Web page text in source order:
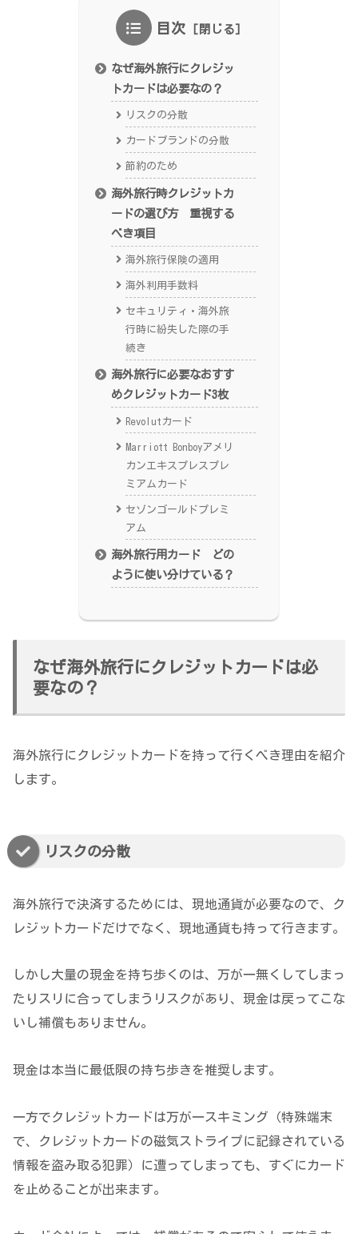
目次
なぜ海外旅行にクレジッ
トカードは必要なの？
リスクの分散
カードブランドの分散
節約のため
海外旅行時クレジットカ
ードの選び方 重視する
べき項目
海外旅行保険の適用
海外利用手数料
セキュリティ・海外旅
行時に紛失した際の手
続き
海外旅行に必要なおすす
めクレジットカード3枚
Revolutカード
Marriott Bonboyアメリ
カンエキスプレスプレ
ミアムカード
セゾンゴールドプレミ
アム
海外旅行用カード どの
ように使い分けている？
なぜ海外旅行にクレジットカードは必
要なの？
海外旅行にクレジットカードを持って行くべき理由を紹介
します。
リスクの分散
海外旅行で決済するためには、現地通貨が必要なので、ク
レジットカードだけでなく、現地通貨も持って行きます。
しかし大量の現金を持ち歩くのは、万が一無くしてしまっ
たりスリに合ってしまうリスクがあり、現金は戻ってこな
いし補償もありません。
現金は本当に最低限の持ち歩きを推奨します。
一方でクレジットカードは万が一スキミング（特殊端末
で、クレジットカードの磁気ストライプに記録されている
情報を盗み取る犯罪）に遭ってしまっても、すぐにカード
を止めることが出来ます。